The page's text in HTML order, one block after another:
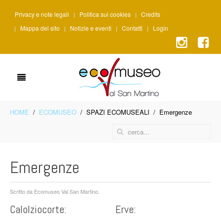
Privacy e note legali Politica sui cookies
Credits
Mappa del sito
Notizie e eventi Contatti Login
HOME ECOMUSEO SPAZI ECOMUSEALI Emergenze
Emergenze
Scritto da Ecomuseo Val San Martino.
Calolziocorte: Erve: